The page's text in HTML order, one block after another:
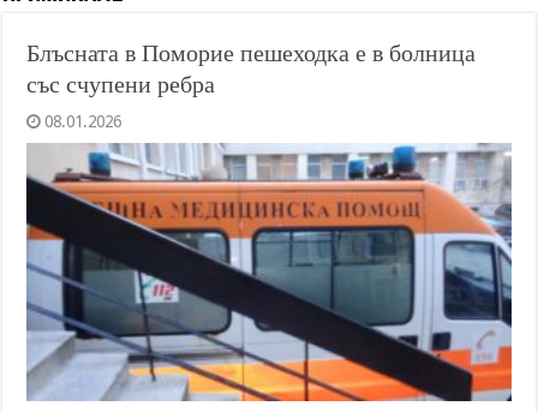
Блъсната в Поморие пешеходка е в болница
със счупени ребра
08.01.2026